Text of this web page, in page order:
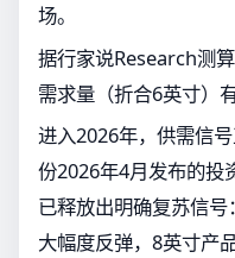
场。
据行家说Research测
需求量（折合6英寸）
进入2026年，供需信
份2026年4月发布的投
已释放出明确复苏信
大幅度反弹，8英寸产